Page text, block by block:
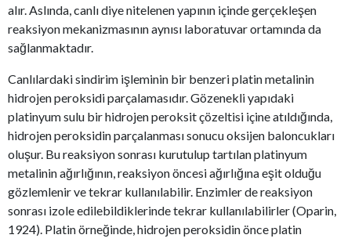
alır. Aslında, canlı diye nitelenen yapının içinde gerçekleşen
reaksiyon mekanizmasının aynısı laboratuvar ortamında da
sağlanmaktadır.
Canlılardaki sindirim işleminin bir benzeri platin metalinin
hidrojen peroksidi parçalamasıdır. Gözenekli yapıdaki
platinyum sulu bir hidrojen peroksit çözeltisi içine atıldığında,
hidrojen peroksidin parçalanması sonucu oksijen baloncukları
oluşur. Bu reaksiyon sonrası kurutulup tartılan platinyum
metalinin ağırlığının, reaksiyon öncesi ağırlığına eşit olduğu
gözlemlenir ve tekrar kullanılabilir. Enzimler de reaksiyon
sonrası izole edilebildiklerinde tekrar kullanılabilirler (Oparin,
1924). Platin örneğinde, hidrojen peroksidin önce platin